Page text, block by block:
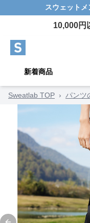
スウェットメ
10,000円
新着商品
Sweatlab TOP › パンツ